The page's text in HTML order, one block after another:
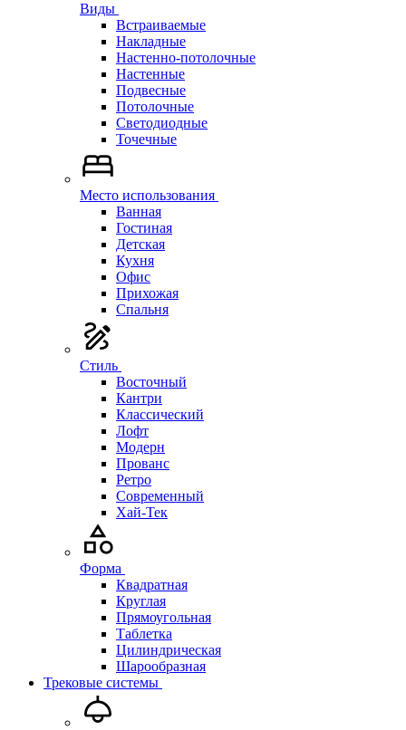
Виды
Встраиваемые
Накладные
Настенно-потолочные
Настенные
Подвесные
Потолочные
Светодиодные
Точечные
Место использования
Ванная
Гостиная
Детская
Кухня
Офис
Прихожая
Спальня
Стиль
Восточный
Кантри
Классический
Лофт
Модерн
Прованс
Ретро
Современный
Хай-Тек
Форма
Квадратная
Круглая
Прямоугольная
Таблетка
Цилиндрическая
Шарообразная
Трековые системы